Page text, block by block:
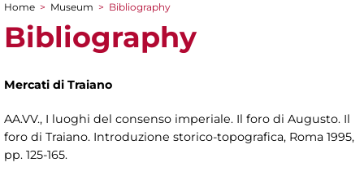
You are here
Home > Museum > Bibliography
Bibliography
Mercati di Traiano
AA.VV., I luoghi del consenso imperiale. Il foro di Augusto. Il
foro di Traiano. Introduzione storico-topografica, Roma 1995,
pp. 125-165.